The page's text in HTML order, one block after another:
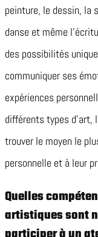
peinture, le dessin, la
danse et même
des possibilités
communiquer ses
expériences
différents types
trouver le moyen le
personnelle et à leur
Quelles
artistiques sont